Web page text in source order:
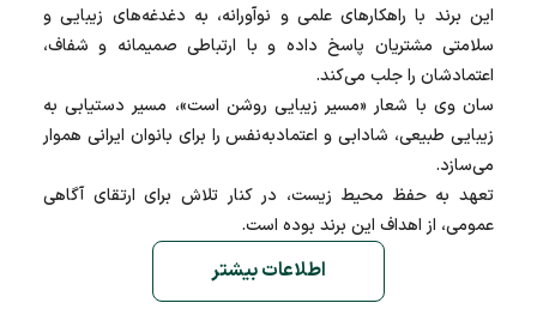
این برند با راهکارهای علمی و نوآورانه، به دغدغه‌های زیبایی و
سلامتی مشتریان پاسخ داده و با ارتباطی صمیمانه و شفاف،
اعتمادشان را جلب می‌کند.
سان وی با شعار «مسیر زیبایی روشن است»، مسیر دستیابی به
زیبایی طبیعی، شادابی و اعتمادبه‌نفس را برای بانوان ایرانی هموار
می‌سازد.
تعهد به حفظ محیط زیست، در کنار تلاش برای ارتقای آگاهی
عمومی، از اهداف این برند بوده است.
اطلاعات بیشتر